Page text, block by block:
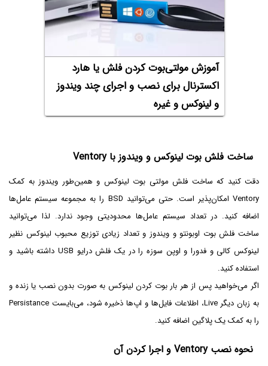
آموزش مولتی‌بوت کردن فلش یا هارد
اکسترنال برای نصب و اجرای چند ویندوز
و لینوکس و غیره
ساخت فلش بوت لینوکس و ویندوز با Ventory
دقت کنید که ساخت فلش مولتی بوت لینوکس و همین‌طور ویندوز به کمک
Ventory امکان‌پذیر است. حتی می‌توانید BSD را به مجموعه سیستم عامل‌ها
اضافه کنید. در تعداد سیستم عامل‌ها محدودیتی وجود ندارد. لذا می‌توانید
ساخت فلش بوت اوبونتو و ویندوز و تعداد زیادی توزیع محبوب لینوکس نظیر
لینوکس کالی و فدورا و اوپن سوزه را در یک فلش درایو USB داشته باشید و
استفاده کنید.
اگر می‌خواهید پس از هر بار بوت کردن لینوکس به صورت بدون نصب یا زنده و
به زبان دیگر Live، اطلاعات فایل‌ها و اپ‌ها ذخیره شود، می‌بایست Persistance
را به کمک یک پلاگین اضافه کنید.
نحوه نصب Ventory و اجرا کردن آن